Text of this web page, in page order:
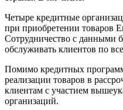
Четыре кредитные
при приобретении товаров
Сотрудничество с данными
обслуживать клиентов по
Помимо кредитных
реализации товаров в
клиентам с участием
организаций.